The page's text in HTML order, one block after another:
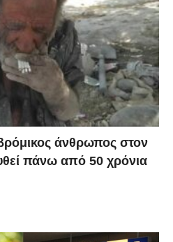
άνθρωπος στον
πάνω από 50 χρόνια